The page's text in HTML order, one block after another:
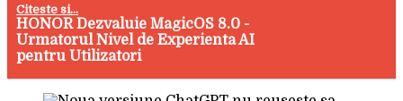
Citeste si...
HONOR Dezvaluie MagicOS 8.0 -
Urmatorul Nivel de Experienta AI
pentru Utilizatori